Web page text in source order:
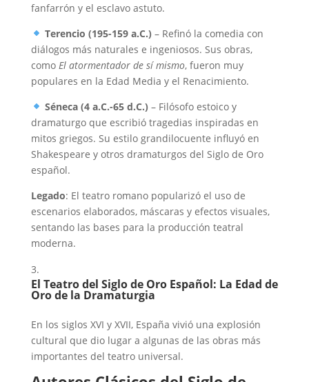
fanfarrón y el esclavo astuto.
Terencio (195-159 a.C.) – Refinó la comedia con
diálogos más naturales e ingeniosos. Sus obras,
como El atormentador de sí mismo, fueron muy
populares en la Edad Media y el Renacimiento.
Séneca (4 a.C.-65 d.C.) – Filósofo estoico y
dramaturgo que escribió tragedias inspiradas en
mitos griegos. Su estilo grandilocuente influyó en
Shakespeare y otros dramaturgos del Siglo de Oro
español.
Legado: El teatro romano popularizó el uso de
escenarios elaborados, máscaras y efectos visuales,
sentando las bases para la producción teatral
moderna.
El Teatro del Siglo de Oro Español: La Edad de
Oro de la Dramaturgia
En los siglos XVI y XVII, España vivió una explosión
cultural que dio lugar a algunas de las obras más
importantes del teatro universal.